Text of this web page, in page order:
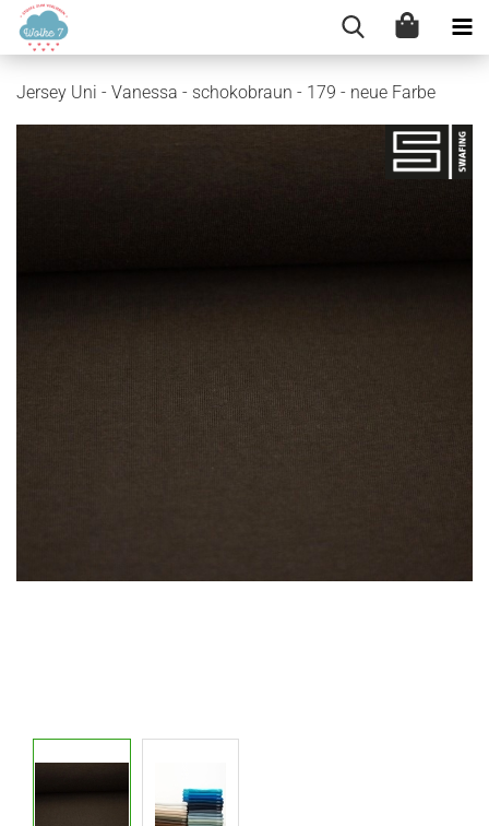
Jersey Uni - Vanessa - schokobraun - 179 - neue Farbe